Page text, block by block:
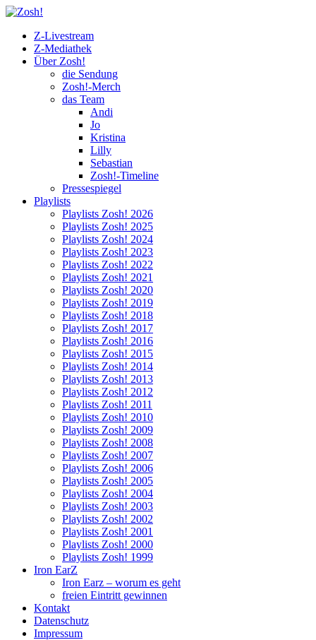
Z-Livestream
Z-Mediathek
Über Zosh!
die Sendung
Zosh!-Merch
das Team
Andi
Jo
Kristina
Lilly
Sebastian
Zosh!-Timeline
Pressespiegel
Playlists
Playlists Zosh! 2026
Playlists Zosh! 2025
Playlists Zosh! 2024
Playlists Zosh! 2023
Playlists Zosh! 2022
Playlists Zosh! 2021
Playlists Zosh! 2020
Playlists Zosh! 2019
Playlists Zosh! 2018
Playlists Zosh! 2017
Playlists Zosh! 2016
Playlists Zosh! 2015
Playlists Zosh! 2014
Playlists Zosh! 2013
Playlists Zosh! 2012
Playlists Zosh! 2011
Playlists Zosh! 2010
Playlists Zosh! 2009
Playlists Zosh! 2008
Playlists Zosh! 2007
Playlists Zosh! 2006
Playlists Zosh! 2005
Playlists Zosh! 2004
Playlists Zosh! 2003
Playlists Zosh! 2002
Playlists Zosh! 2001
Playlists Zosh! 2000
Playlists Zosh! 1999
Iron EarZ
Iron Earz – worum es geht
freien Eintritt gewinnen
Kontakt
Datenschutz
Impressum